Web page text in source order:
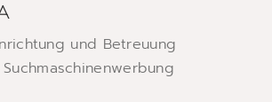
und Betreuung